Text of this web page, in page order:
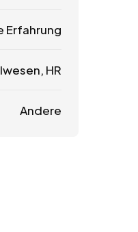
Erfahrung
HR
Andere